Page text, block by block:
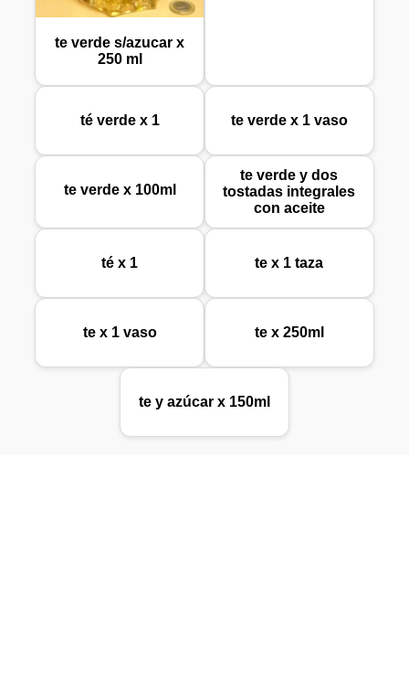
te verde s/azucar x
250 ml
té verde x 1 te verde x 1 vaso
te verde x 100ml
te verde y dos
tostadas integrales
con aceite
té x 1 te x 1 taza
te x 1 vaso te x 250ml
te y azúcar x 150ml